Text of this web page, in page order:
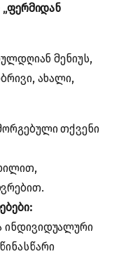
მენიუს,
ახალი,
თქვენი
ინდივიდუალური